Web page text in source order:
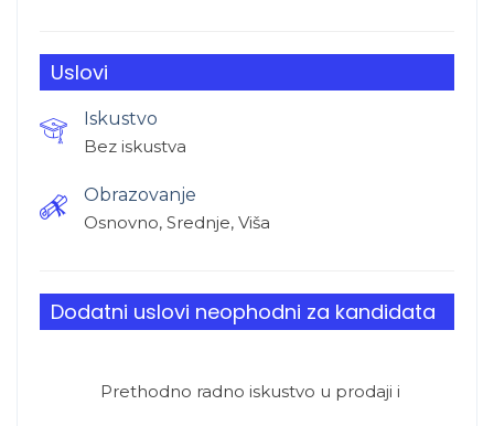
Uslovi
Iskustvo
Bez iskustva
Obrazovanje
Osnovno, Srednje, Viša
Dodatni uslovi neophodni za kandidata
Prethodno radno iskustvo u prodaji i